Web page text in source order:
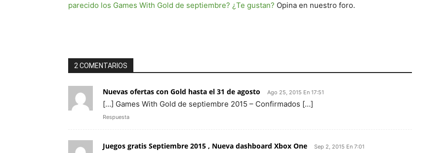
parecido los Games With Gold de septiembre? ¿Te gustan? Opina en nuestro foro.
2 COMENTARIOS
Nuevas ofertas con Gold hasta el 31 de agosto Ago 25, 2015 En 17:51
[…] Games With Gold de septiembre 2015 – Confirmados […]
Respuesta
Juegos gratis Septiembre 2015 , Nueva dashboard Xbox One Sep 2, 2015 En 7:01